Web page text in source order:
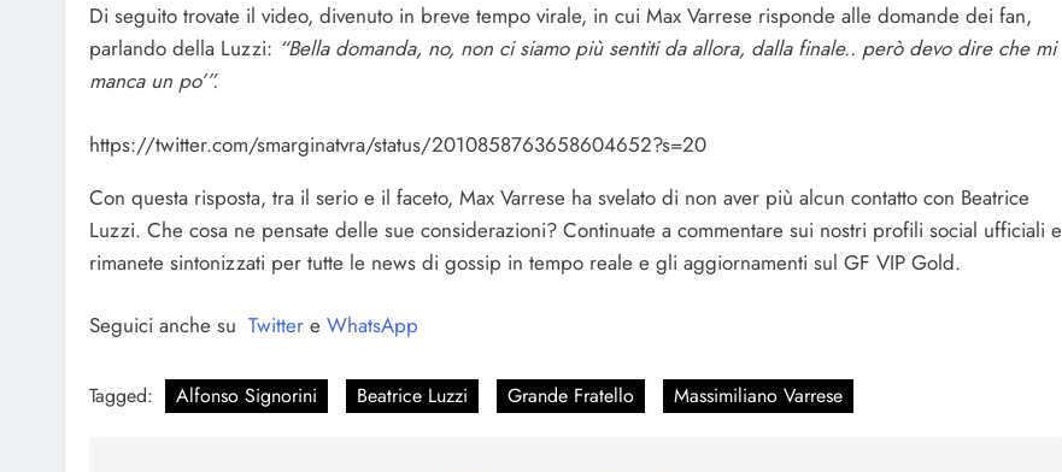
Di seguito trovate il video, divenuto in breve tempo virale, in cui Max Varrese risponde alle domande dei fan,
parlando della Luzzi: “Bella domanda, no, non ci siamo più sentiti da allora, dalla finale.. però devo dire che mi
manca un po’”.
https://twitter.com/smarginatvra/status/2010858763658604652?s=20
Con questa risposta, tra il serio e il faceto, Max Varrese ha svelato di non aver più alcun contatto con Beatrice
Luzzi. Che cosa ne pensate delle sue considerazioni? Continuate a commentare sui nostri profili social ufficiali e
rimanete sintonizzati per tutte le news di gossip in tempo reale e gli aggiornamenti sul GF VIP Gold.
Seguici anche su Twitter e WhatsApp
Tagged: Alfonso Signorini Beatrice Luzzi Grande Fratello Massimiliano Varrese